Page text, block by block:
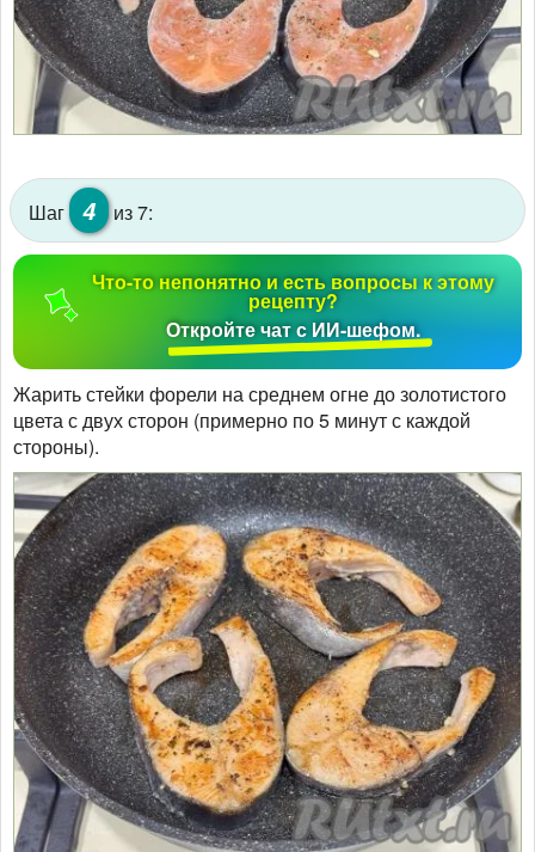
Шаг 4 из 7:
Что-то непонятно и есть вопросы к этому
рецепту?
Откройте чат с ИИ-шефом.
Жарить стейки форели на среднем огне до золотистого
цвета с двух сторон (примерно по 5 минут с каждой
стороны).